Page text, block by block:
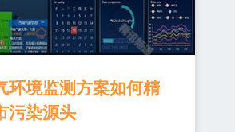
环境监测方案如何精
污染源头